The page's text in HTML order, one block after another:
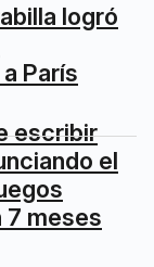
logró
París
escribir
el
7 meses